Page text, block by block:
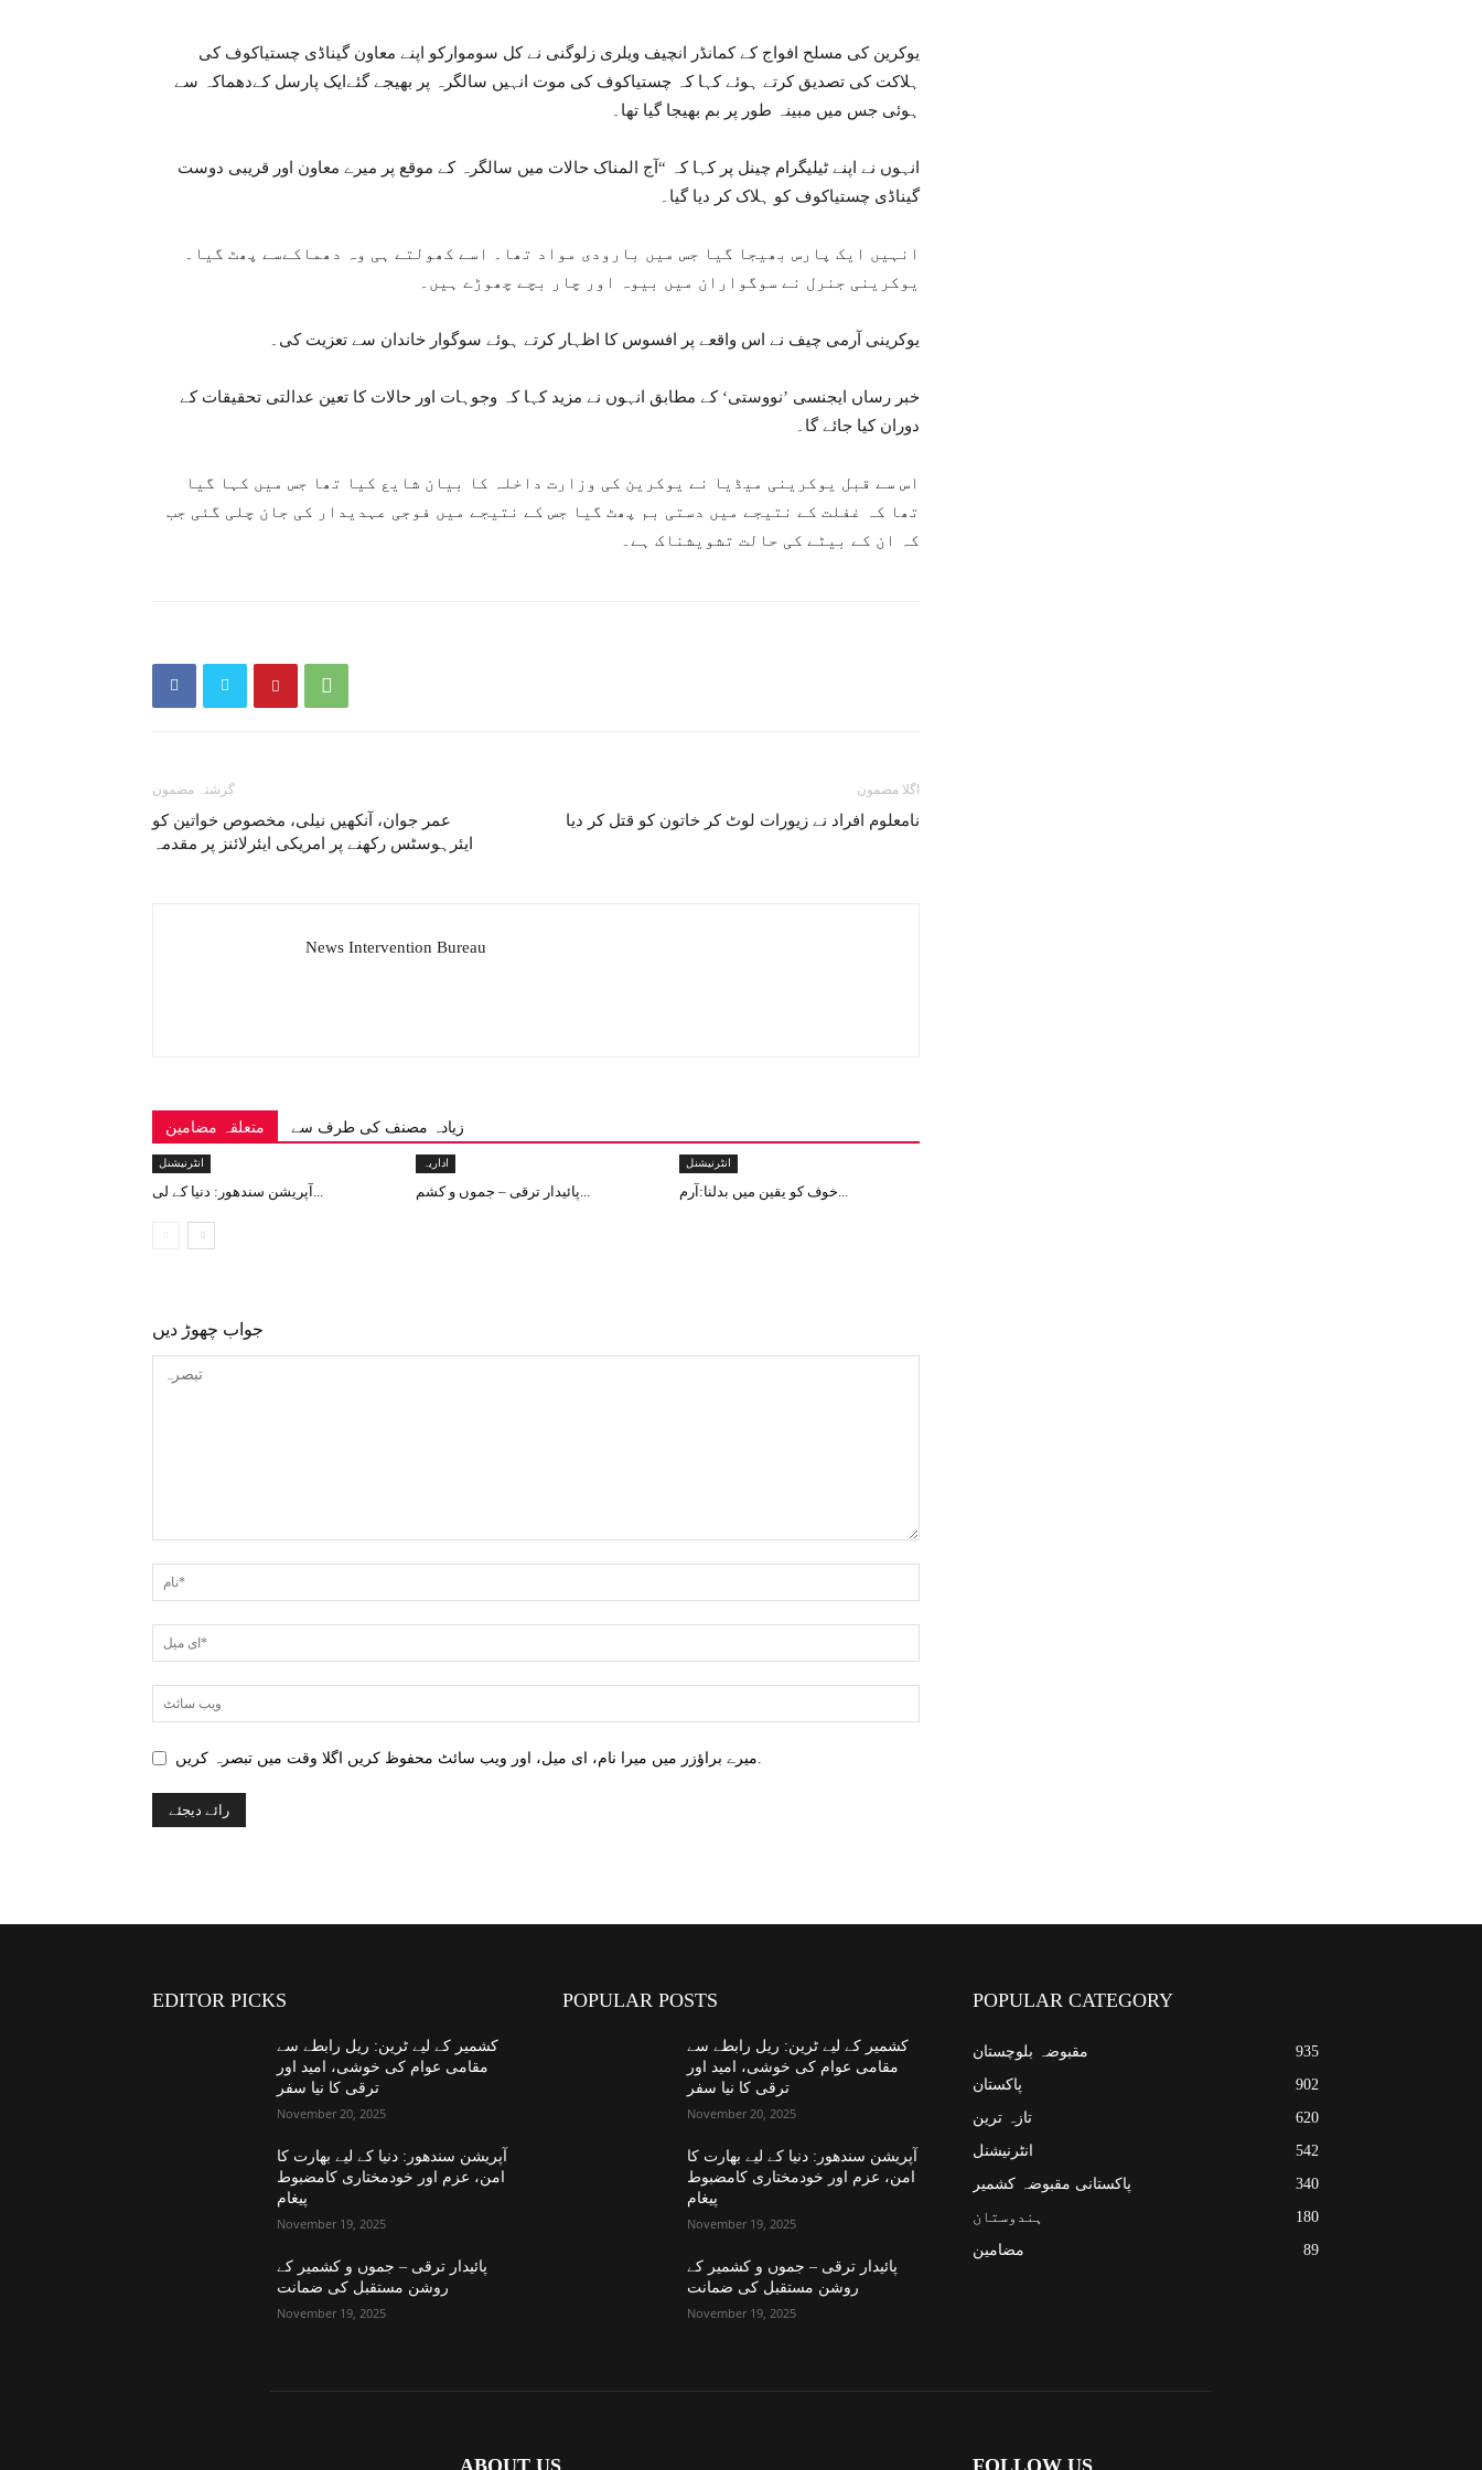
یوکرین کی مسلح افواج کے کمانڈر انچیف ویلری زلوگنی نے کل سوموارکو اپنے معاون گیناڈی چستیاکوف کی
ہلاکت کی تصدیق کرتے ہوئے کہا کہ چستیاکوف کی موت انہیں سالگرہ پر بھیجے گئےایک پارسل کےدھماکہ سے
ہوئی جس میں مبینہ طور پر بم بھیجا گیا تھا۔
انہوں نے اپنے ٹیلیگرام چینل پر کہا کہ “آج المناک حالات میں سالگرہ کے موقع پر میرے معاون اور قریبی دوست
گیناڈی چستیاکوف کو ہلاک کر دیا گیا۔
انہیں ایک پارس بھیجا گیا جس میں بارودی مواد تھا۔ اسے کھولتے ہی وہ دھماکےسے پھٹ گیا۔
یوکرینی جنرل نے سوگواران میں بیوہ اور چار بچے چھوڑے ہیں۔
یوکرینی آرمی چیف نے اس واقعے پر افسوس کا اظہار کرتے ہوئے سوگوار خاندان سے تعزیت کی۔
خبر رساں ایجنسی ’نووستی‘ کے مطابق انہوں نے مزید کہا کہ وجوہات اور حالات کا تعین عدالتی تحقیقات کے
دوران کیا جائے گا۔
اس سے قبل یوکرینی میڈیا نے یوکرین کی وزارت داخلہ کا بیان شایع کیا تھا جس میں کہا گیا
تھا کہ غفلت کے نتیجے میں دستی بم پھٹ گیا جس کے نتیجے میں فوجی عہدیدار کی جان چلی گئی جب
کہ ان کے بیٹے کی حالت تشویشناک ہے۔
گزشتہ مضمون
عمر جوان، آنکھیں نیلی، مخصوص خواتین کو
ایئرہوسٹس رکھنے پر امریکی ایئرلائنز پر مقدمہ
اگلا مضمون
نامعلوم افراد نے زیورات لوٹ کر خاتون کو قتل کر دیا
News Intervention Bureau
متعلقہ مضامین زیادہ مصنف کی طرف سے
انٹرنیشنل
آپریشن سندھور: دنیا کے لی...
اداریہ
پائیدار ترقی – جموں و کشم...
انٹرنیشنل
خوف کو یقین میں بدلنا:آرم...
جواب چھوڑ دیں
میرے براؤزر میں میرا نام، ای میل، اور ویب سائٹ محفوظ کریں اگلا وقت میں تبصرہ کریں.
EDITOR PICKS
کشمیر کے لیے ٹرین: ریل رابطے سے
مقامی عوام کی خوشی، امید اور
ترقی کا نیا سفر
November 20, 2025
آپریشن سندھور: دنیا کے لیے بھارت کا
امن، عزم اور خودمختاری کامضبوط
پیغام
November 19, 2025
پائیدار ترقی – جموں و کشمیر کے
روشن مستقبل کی ضمانت
November 19, 2025
POPULAR POSTS
کشمیر کے لیے ٹرین: ریل رابطے سے
مقامی عوام کی خوشی، امید اور
ترقی کا نیا سفر
November 20, 2025
آپریشن سندھور: دنیا کے لیے بھارت کا
امن، عزم اور خودمختاری کامضبوط
پیغام
November 19, 2025
پائیدار ترقی – جموں و کشمیر کے
روشن مستقبل کی ضمانت
November 19, 2025
POPULAR CATEGORY
مقبوضہ بلوچستان
935
پاکستان
902
تازہ ترین
620
انٹرنیشنل
542
پاکستانی مقبوضہ کشمیر
340
ہندوستان
180
مضامین
89